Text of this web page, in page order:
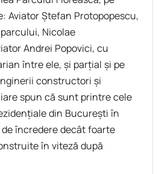
Aviator Ștefan Protopopescu,
Nicolae
Andrei Popovici, cu
între ele, și parțial și pe
constructori și
spun că sunt printre cele
din București în
încredere decât foarte
în viteză după